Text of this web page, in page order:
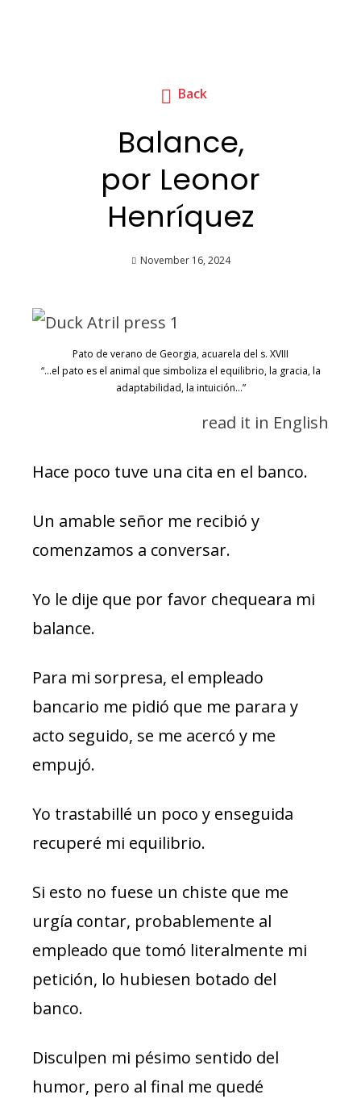
Back
Balance,
por Leonor
Henríquez
November 16, 2024
Pato de verano de Georgia, acuarela del s. XVIII
“…el pato es el animal que simboliza el equilibrio, la gracia, la
adaptabilidad, la intuición…”
read it in English
Hace poco tuve una cita en el banco.
Un amable señor me recibió y
comenzamos a conversar.
Yo le dije que por favor chequeara mi
balance.
Para mi sorpresa, el empleado
bancario me pidió que me parara y
acto seguido, se me acercó y me
empujó.
Yo trastabillé un poco y enseguida
recuperé mi equilibrio.
Si esto no fuese un chiste que me
urgía contar, probablemente al
empleado que tomó literalmente mi
petición, lo hubiesen botado del
banco.
Disculpen mi pésimo sentido del
humor, pero al final me quedé